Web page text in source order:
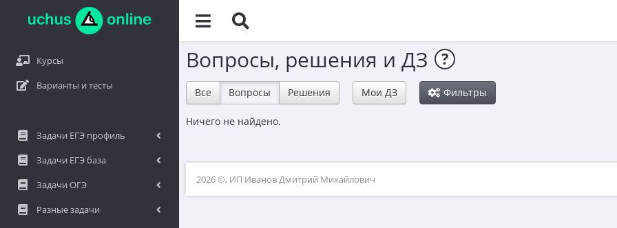
Курсы
Варианты и тесты
Задачи ЕГЭ профиль
Задачи ЕГЭ база
Задачи ОГЭ
Разные задачи
Вопросы, решения и ДЗ ?
Все Вопросы Решения Мои ДЗ Фильтры
Ничего не найдено.
2026 ©, ИП Иванов Дмитрий Михайлович